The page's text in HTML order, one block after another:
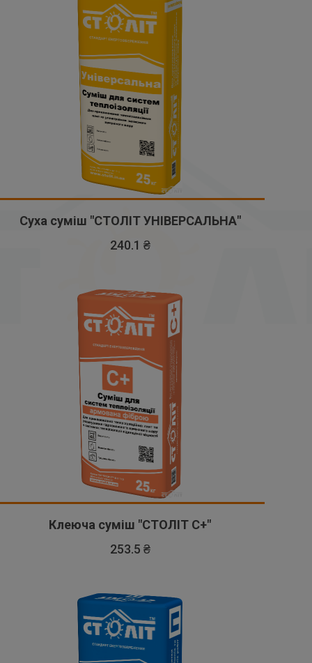
Суха суміш "СТОЛІТ УНІВЕРСАЛЬНА"
240.1 ₴
Клеюча суміш "СТОЛІТ С+"
253.5 ₴